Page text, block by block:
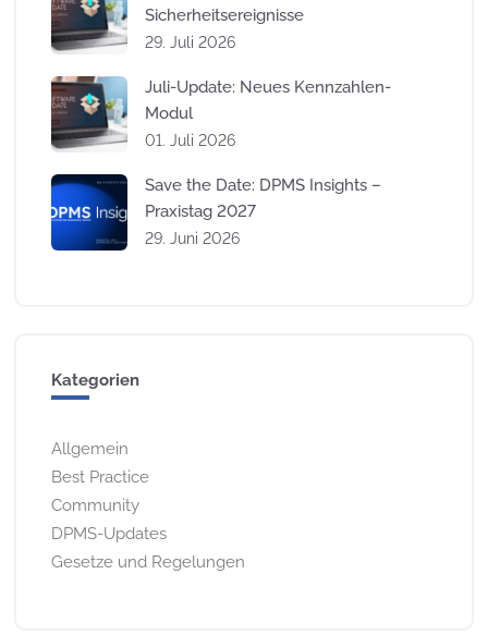
Sicherheitsereignisse
29. Juli 2026
Juli-Update: Neues Kennzahlen-
Modul
01. Juli 2026
Save the Date: DPMS Insights –
Praxistag 2027
29. Juni 2026
Kategorien
Allgemein
Best Practice
Community
DPMS-Updates
Gesetze und Regelungen